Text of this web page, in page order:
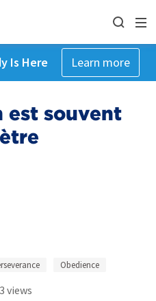
Is Here Learn more
est souvent
Obedience
views